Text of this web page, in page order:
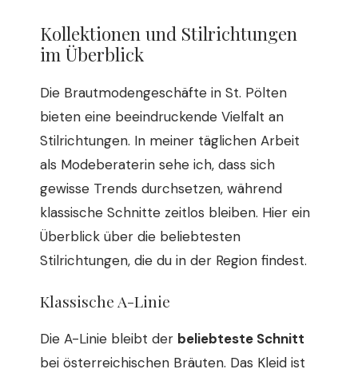
Kollektionen und Stilrichtungen
im Überblick
Die Brautmodengeschäfte in St. Pölten
bieten eine beeindruckende Vielfalt an
Stilrichtungen. In meiner täglichen Arbeit
als Modeberaterin sehe ich, dass sich
gewisse Trends durchsetzen, während
klassische Schnitte zeitlos bleiben. Hier ein
Überblick über die beliebtesten
Stilrichtungen, die du in der Region findest.
Klassische A-Linie
Die A-Linie bleibt der beliebteste Schnitt
bei österreichischen Bräuten. Das Kleid ist